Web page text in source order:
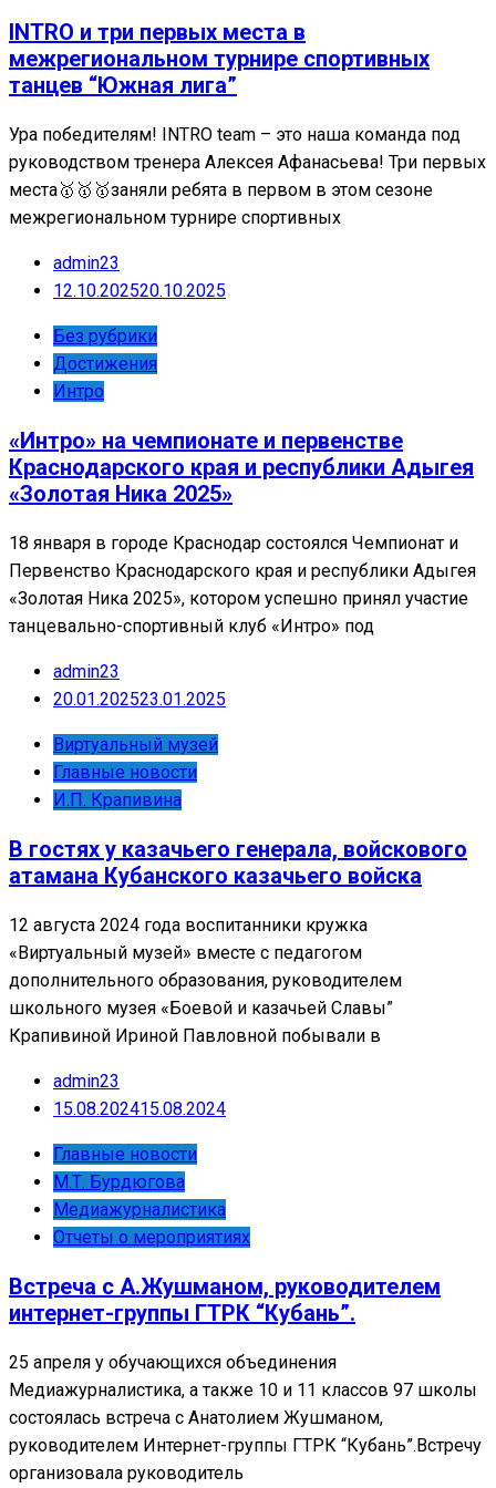
INTRO и три первых места в
межрегиональном турнире спортивных
танцев “Южная лига”
Ура победителям! INTRO team – это наша команда под
руководством тренера Алексея Афанасьева! Три первых
места🥇🥇🥇заняли ребята в первом в этом сезоне
межрегиональном турнире спортивных
admin23
12.10.202520.10.2025
Без рубрики
Достижения
Интро
«Интро» на чемпионате и первенстве
Краснодарского края и республики Адыгея
«Золотая Ника 2025»
18 января в городе Краснодар состоялся Чемпионат и
Первенство Краснодарского края и республики Адыгея
«Золотая Ника 2025», котором успешно принял участие
танцевально-спортивный клуб «Интро» под
admin23
20.01.202523.01.2025
Виртуальный музей
Главные новости
И.П. Крапивина
В гостях у казачьего генерала, войскового
атамана Кубанского казачьего войска
12 августа 2024 года воспитанники кружка
«Виртуальный музей» вместе с педагогом
дополнительного образования, руководителем
школьного музея «Боевой и казачьей Славы”
Крапивиной Ириной Павловной побывали в
admin23
15.08.202415.08.2024
Главные новости
М.Т. Бурдюгова
Медиажурналистика
Отчеты о мероприятиях
Встреча с А.Жушманом, руководителем
интернет-группы ГТРК “Кубань”.
25 апреля у обучающихся объединения
Медиажурналистика, а также 10 и 11 классов 97 школы
состоялась встреча с Анатолием Жушманом,
руководителем Интернет-группы ГТРК “Кубань”.Встречу
организовала руководитель